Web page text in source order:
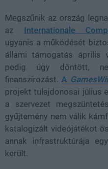
Megszűnik az ország
az Internationale
ugyanis a működését
állami támogatás április
pedig úgy döntött,
finanszírozást.A
projekt tulajdonosai július
a szervezet
gyűjtemény nem válik
katalogizált videójátékot
annak infrastruktúrája
került.